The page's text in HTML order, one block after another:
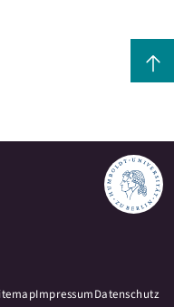
ImpressumDatenschutz